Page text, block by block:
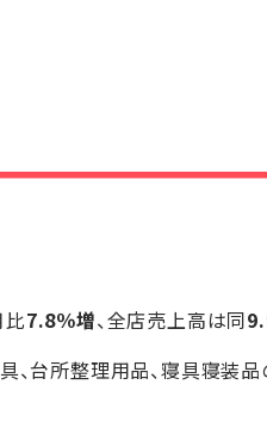
7.8％増、全店売上高は同
、台所整理用品、寝具寝装